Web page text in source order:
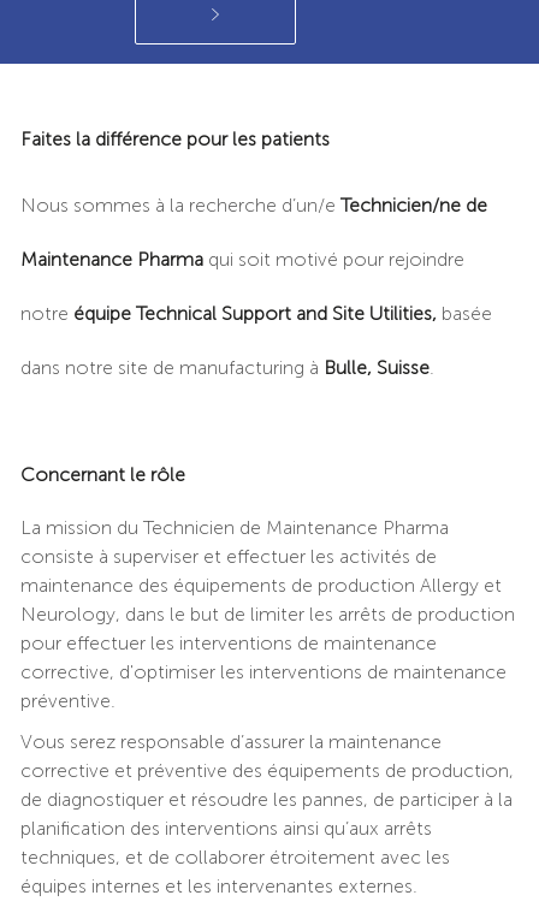
​Faites la différence pour les patients
Nous sommes à la recherche d’un/e Technicien/ne de
Maintenance Pharma qui soit motivé pour rejoindre
notre équipe Technical Support and Site Utilities, basée
dans notre site de manufacturing à Bulle, Suisse.
Concernant le rôle
La mission du Technicien de Maintenance Pharma
consiste à superviser et effectuer les activités de
maintenance des équipements de production Allergy et
Neurology, dans le but de limiter les arrêts de production
pour effectuer les interventions de maintenance
corrective, d'optimiser les interventions de maintenance
préventive.
Vous serez responsable d’assurer la maintenance
corrective et préventive des équipements de production,
de diagnostiquer et résoudre les pannes, de participer à la
planification des interventions ainsi qu’aux arrêts
techniques, et de collaborer étroitement avec les
équipes internes et les intervenantes externes.